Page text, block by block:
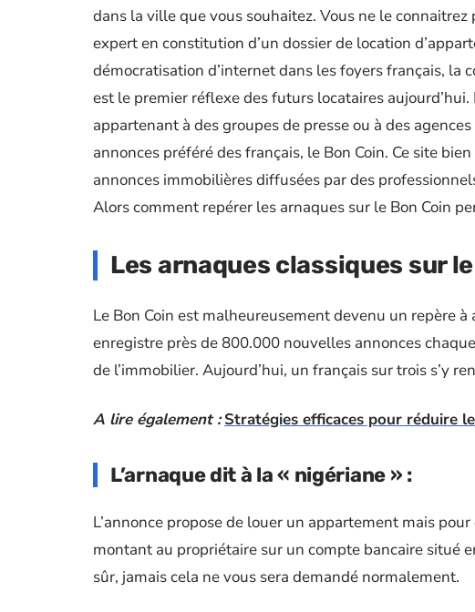
dans la ville que vous souhaitez. Vous ne le
expert en constitution d’un dossier de location
démocratisation d’internet dans les foyers français, la
est le premier réflexe des futurs locataires
appartenant à des groupes de presse ou à des
annonces préféré des français, le Bon Coin. Ce site
annonces immobilières diffusées par des
Alors comment repérer les arnaques sur le Bon Coin
Les arnaques classiques sur
Le Bon Coin est malheureusement devenu un repère
enregistre près de 800.000 nouvelles annonces
de l’immobilier. Aujourd’hui, un français sur trois s’y
A lire également : Stratégies efficaces pour réduire
L’arnaque dit à la « nigériane » :
L’annonce propose de louer un appartement mais
montant au propriétaire sur un compte bancaire situé
sûr, jamais cela ne vous sera demandé normalement.